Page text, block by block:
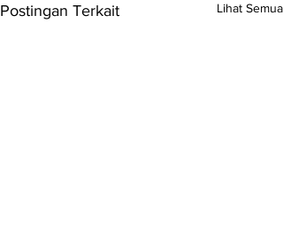
Postingan Terkait Lihat Semua